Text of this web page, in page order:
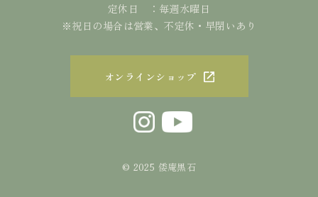
定休日 ：毎週水曜日
※祝日の場合は営業、不定休・早閉いあり
オンラインショップ
© 2025 倭庵黒石